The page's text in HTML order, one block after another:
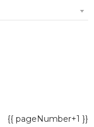
{{ pageNumber+1 }}